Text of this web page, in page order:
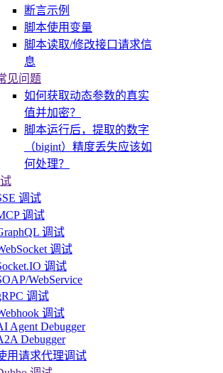
断言示例
脚本使用变量
脚本读取/修改接口请求信
息
见问题
如何获取动态参数的真实
值并加密？
脚本运行后，提取的数字
（bigint）精度丢失应该如
何处理？
调试
调试
调试
调试
调试
WebService
调试
调试
Agent Debugger
Debugger
用请求代理调试